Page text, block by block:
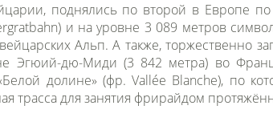
поднялись по второй в Европе по
и на уровне 3 089 метров
Альп. А также, торжественно
Эгюий-дю-Миди (3 842 метра) во
долине» (фр. Vallée Blanche), по
трасса для занятия фрирайдом